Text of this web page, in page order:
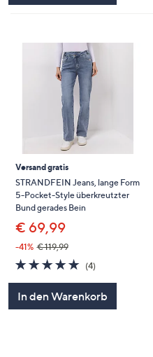
Versand gratis
STRANDFEIN Jeans, lange Form
5-Pocket-Style überkreutzter
Bund gerades Bein
€ 69,99
-41% € 119,99
5.0
von
(4)4
In den Warenkorb